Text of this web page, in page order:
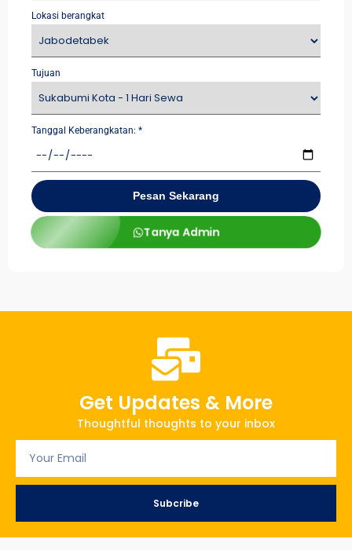
Lokasi berangkat
Tujuan
Tanggal Keberangkatan: *
Pesan Sekarang
Tanya Admin
Get Updates & More
Thoughtful thoughts to your inbox
Subcribe